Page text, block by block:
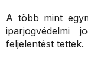
A több mint
iparjogvédelmi
feljelentést tettek.